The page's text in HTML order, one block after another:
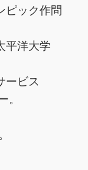
ピック作問
平洋大学
ービス